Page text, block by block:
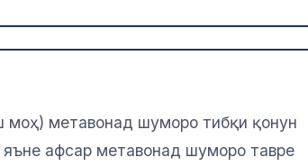
моҳ) метавонад шуморо тибқи қонун
афсар метавонад шуморо тавре